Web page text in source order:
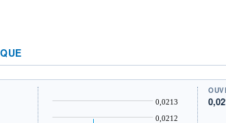
0,0212
0,0213